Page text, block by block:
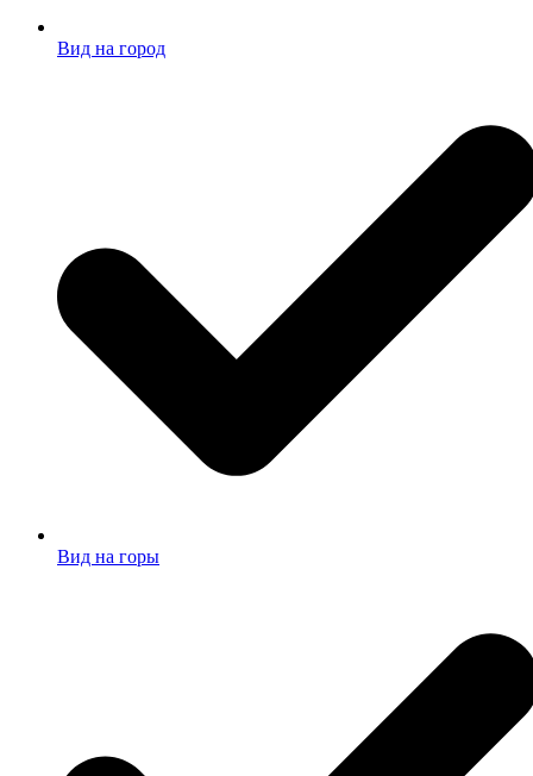
Вид на город
Вид на горы